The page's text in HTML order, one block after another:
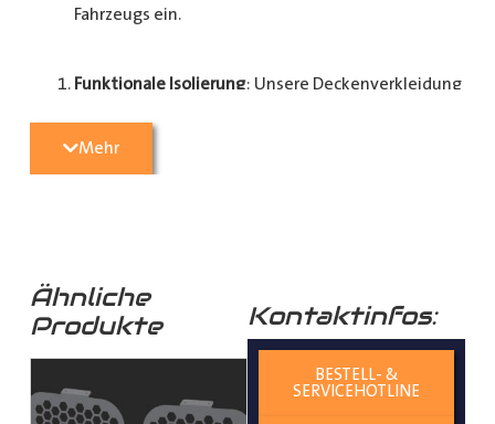
Fahrzeugs ein.
Funktionale Isolierung: Unsere Deckenverkleidung
verbessert auch die Isolierung des Dachraums. Das
Robuste Materialien
aus hochwertigen Materialien, die besonders
langlebig sind. Sie sind resistent gegenüber
Abnutzung und gewährleisten eine langfristige
Nutzung.
Mehr
Ähnliche
Produkte
Kontaktinfos:
BESTELL- &
SERVICEHOTLINE